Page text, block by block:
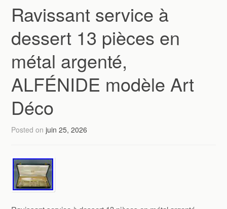
Ravissant service à
dessert 13 pièces en
métal argenté,
ALFÉNIDE modèle Art
Déco
Posted onjuin 25, 2026